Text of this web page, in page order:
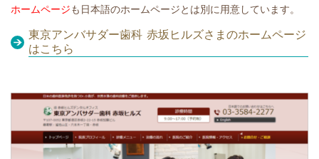
ホームページも日本語のホームページとは別に用意しています。
東京アンバサダー歯科 赤坂ヒルズさまのホームページ
はこちら